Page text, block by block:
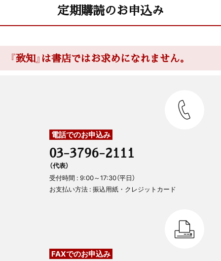
定期購読のお申込み
『致知』は書店ではお求めになれません。
電話でのお申込み
03-3796-2111
（代表）
受付時間 : 9:00～17:30（平日）
お支払い方法 : 振込用紙・クレジットカード
FAXでのお申込み